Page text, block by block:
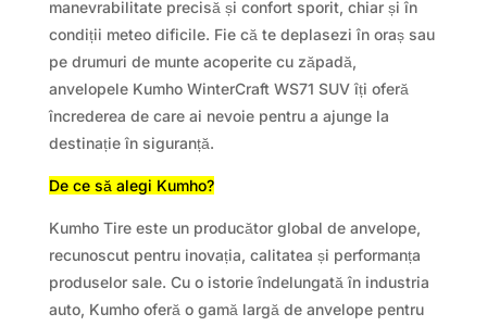
manevrabilitate precisă și confort sporit, chiar și în
condiții meteo dificile. Fie că te deplasezi în oraș sau
pe drumuri de munte acoperite cu zăpadă,
anvelopele Kumho WinterCraft WS71 SUV îți oferă
încrederea de care ai nevoie pentru a ajunge la
destinație în siguranță.
De ce să alegi Kumho?
Kumho Tire este un producător global de anvelope,
recunoscut pentru inovația, calitatea și performanța
produselor sale. Cu o istorie îndelungată în industria
auto, Kumho oferă o gamă largă de anvelope pentru